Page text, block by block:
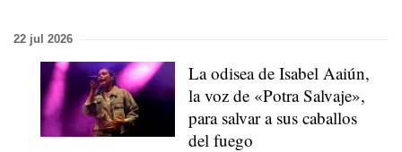
22 jul 2026
La odisea de Isabel Aaiún,
la voz de «Potra Salvaje»,
para salvar a sus caballos
del fuego